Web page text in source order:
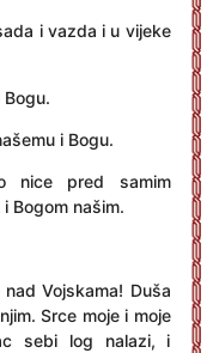
i vazda i u vijeke
i Bogu.
nice pred samim
Bogom našim.
Vojskama! Duša
Srce moje i moje
sebi log nalazi, i